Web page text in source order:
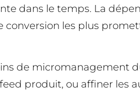
dans le temps. La
les plus
de
produit, ou affiner